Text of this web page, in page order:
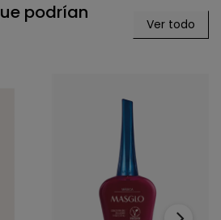
podrían
Ver todo
›